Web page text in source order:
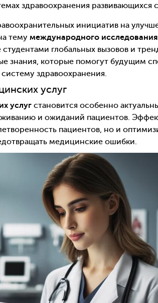
здравоохранения развивающихся
инициатив на
тему международного
глобальных вызовов и
знания, которые помогут будущим
здравоохранения.
услуг
услуг становится особенно
и ожиданий пациентов.
пациентов, но и
медицинские ошибки.